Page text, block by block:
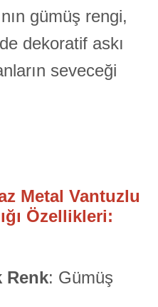
gümüş rengi,
dekoratif askı
seveceği
Metal Vantuzlu
Özellikleri:
Renk: Gümüş